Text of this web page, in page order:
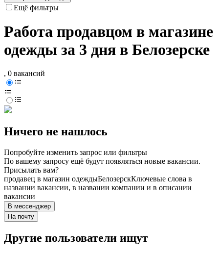
Ещё фильтры
Работа продавцом в магазине
одежды за 3 дня в Белозерске
, 0 вакансий
Ничего не нашлось
Попробуйте изменить запрос или фильтры
По вашему запросу ещё будут появляться новые вакансии.
Присылать вам?
продавец в магазин одеждыБелозерскКлючевые слова в
названии вакансии, в названии компании и в описании
вакансии
В мессенджер
На почту
Другие пользователи ищут